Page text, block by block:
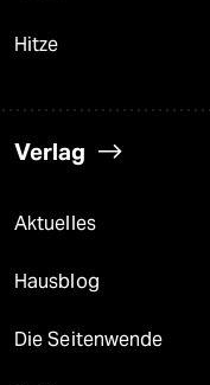
Hitze
Verlag
Aktuelles
Hausblog
Die Seitenwende